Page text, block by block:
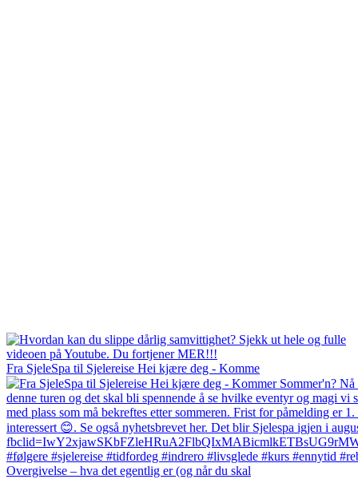
Fra SjeleSpa til Sjelereise Hei kjære deg - Komme
Overgivelse – hva det egentlig er (og når du skal